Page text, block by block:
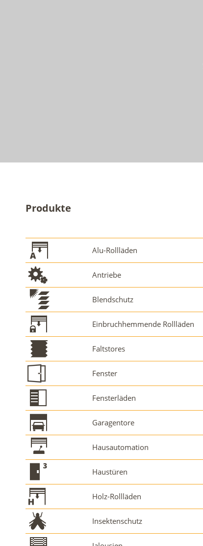
Produkte
Alu-Rollläden
Antriebe
Blendschutz
Einbruchhemmende Rollläden
Faltstores
Fenster
Fensterläden
Garagentore
Hausautomation
Haustüren
Holz-Rollläden
Insektenschutz